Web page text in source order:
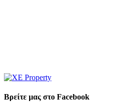
Βρείτε μας στο Facebook